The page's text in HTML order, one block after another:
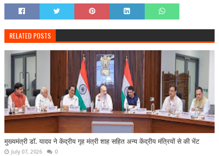
RELATED POSTS
मुख्यमंत्री डॉ. यादव ने केंद्रीय गृह मंत्री शाह सहित अन्य केंद्रीय मंत्रियों से की भेंट
July 07, 2026 0